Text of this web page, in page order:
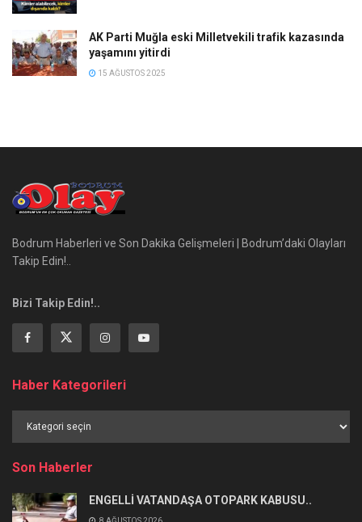
AK Parti Muğla eski Milletvekili trafik kazasında
yaşamını yitirdi
15 AĞUSTOS 2025
Bodrum Haberleri ve Son Dakika Gelişmeleri | Bodrum’daki Olayları
Takip Edin!..
Bizi Takip Edin!..
Haber Kategorileri
Kategorileri
Son Haberler
ENGELLİ VATANDAŞA OTOPARK KABUSU..